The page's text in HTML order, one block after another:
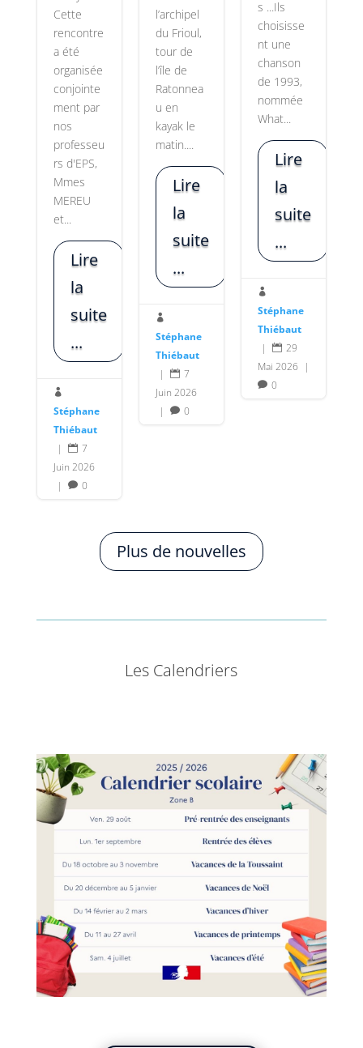
Cette
rencontre
a été
organisée
conjointe
ment par
nos
professeu
rs d'EPS,
Mmes
MEREU
et...
Lire
la
suite
...

Stéphane
Thiébaut
|
 7
Juin 2026
|
 0
l’archipel
du Frioul,
tour de
l’île de
Ratonnea
u en
kayak le
matin....
Lire
la
suite
...

Stéphane
Thiébaut
|
 7
Juin 2026
|
 0
s ...Ils
choisisse
nt une
chanson
de 1993,
nommée
What...
Lire
la
suite
...

Stéphane
Thiébaut
|
 29
Mai 2026 |
 0
Plus de nouvelles
Les Calendriers